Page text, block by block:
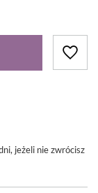
jeżeli nie zwrócisz